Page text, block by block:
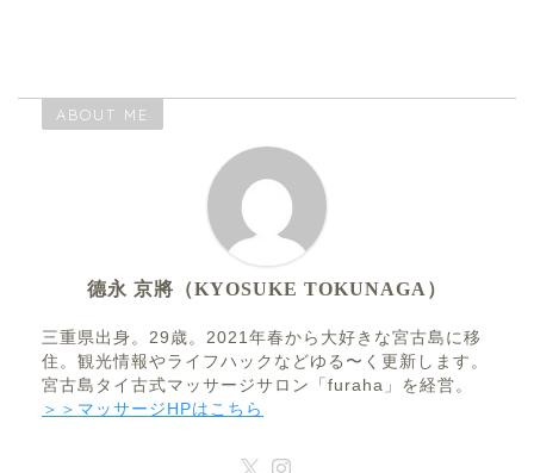
ABOUT ME
德永 京將（KYOSUKE TOKUNAGA）
三重県出身。29歳。2021年春から大好きな宮古島に移
住。観光情報やライフハックなどゆる〜く更新します。
宮古島タイ古式マッサージサロン「furaha」を経営。
＞＞マッサージHPはこちら